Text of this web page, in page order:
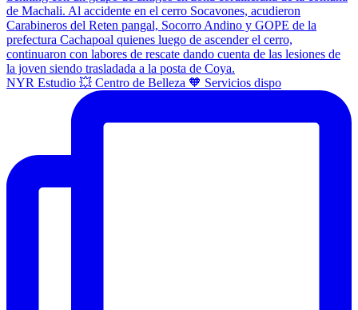
NYR Estudio 💥 Centro de Belleza 🧡 Servicios dispo